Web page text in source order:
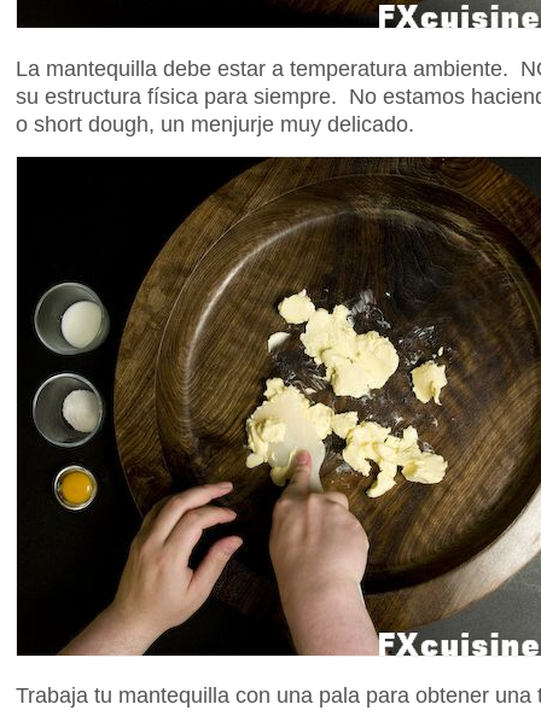
La mantequilla debe estar a temperatura ambiente.
su estructura física para siempre. No estamos
o short dough, un menjurje muy delicado.
Trabaja tu mantequilla con una pala para obtener una